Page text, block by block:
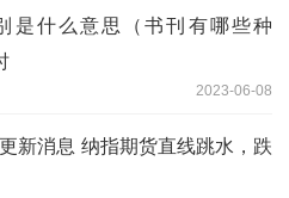
是什么意思（书刊有哪些种
2023-06-08
新消息 纳指期货直线跳水，跌